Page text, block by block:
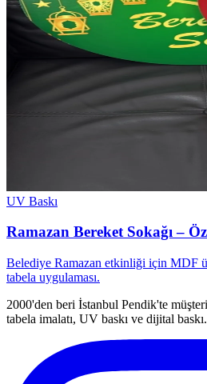
UV Baskı
Ramazan Bereket Sokağı –
Belediye Ramazan etkinliği için MDF
tabela uygulaması.
2000'den beri İstanbul Pendik'te
tabela imalatı, UV baskı ve dijital baskı.